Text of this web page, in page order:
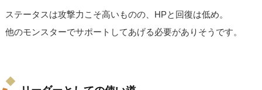
ステータスは攻撃力こそ高いものの、HPと回復は低め。
他のモンスターでサポートしてあげる必要がありそうです。